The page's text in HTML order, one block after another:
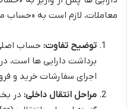
معاملات، لازم است به «حساب
توضیح تفاوت: حساب
برداشت دارایی ها است،
اجرای سفارشات خرید و
مراحل انتقال داخلی: